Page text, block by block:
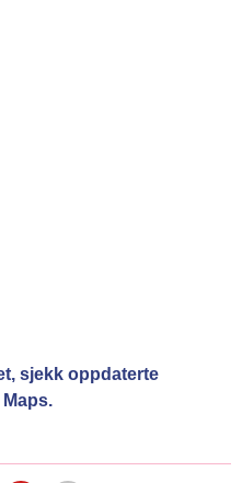
sjekk oppdaterte